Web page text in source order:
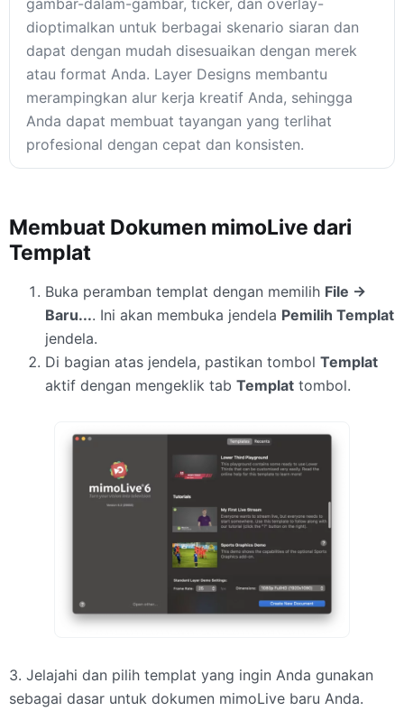
gambar-dalam-gambar, ticker, dan overlay-
dioptimalkan untuk berbagai skenario siaran dan
dapat dengan mudah disesuaikan dengan merek
atau format Anda. Layer Designs membantu
merampingkan alur kerja kreatif Anda, sehingga
Anda dapat membuat tayangan yang terlihat
profesional dengan cepat dan konsisten.
Membuat Dokumen mimoLive dari
Templat
Buka peramban templat dengan memilih File →
Baru.... Ini akan membuka jendela Pemilih Templat
jendela.
Di bagian atas jendela, pastikan tombol Templat
aktif dengan mengeklik tab Templat tombol.
3. Jelajahi dan pilih templat yang ingin Anda gunakan
sebagai dasar untuk dokumen mimoLive baru Anda.